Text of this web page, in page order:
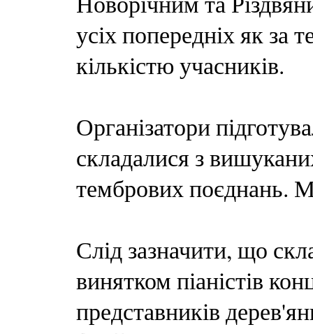
усіх попередніх як за
кількістю учасників.
Організатори
складалися з
тембрових поєднань.
Слід зазначити, що
винятком піаністів
представників